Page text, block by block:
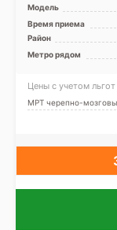
Модель
Время приема
Район
Метро рядом
Цены с учетом
МРТ черепно-